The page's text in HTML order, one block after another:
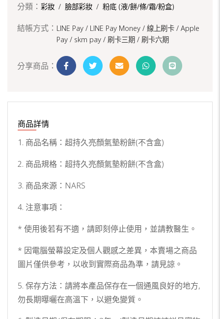
分類： 彩妝 / 臉部彩妝 / 粉底 (液/餅/條/霜/粉盒)
結帳方式： LINE Pay / LINE Pay Money / 線上刷卡 / Apple
Pay / skm pay / 刷卡三期 / 刷卡六期
分享商品：
商品詳情
1. 商品名稱：超持久亮顏氣墊粉餅(不含盒)
2. 商品規格：超持久亮顏氣墊粉餅(不含盒)
3. 商品來源：NARS
4. 注意事項：
* 使用後若有不適，請即刻停止使用，並請教醫生。
* 因電腦螢幕設定及個人觀感之差異，本賣場之商品
圖片僅供參考，以收到實際商品為準，請見諒。
5. 保存方法：請將本產品保存在一個通風良好的地方,
勿長期曝曬在高溫下，以避免變質。